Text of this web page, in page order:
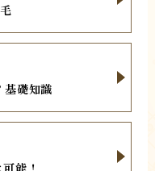
基礎知識
能！